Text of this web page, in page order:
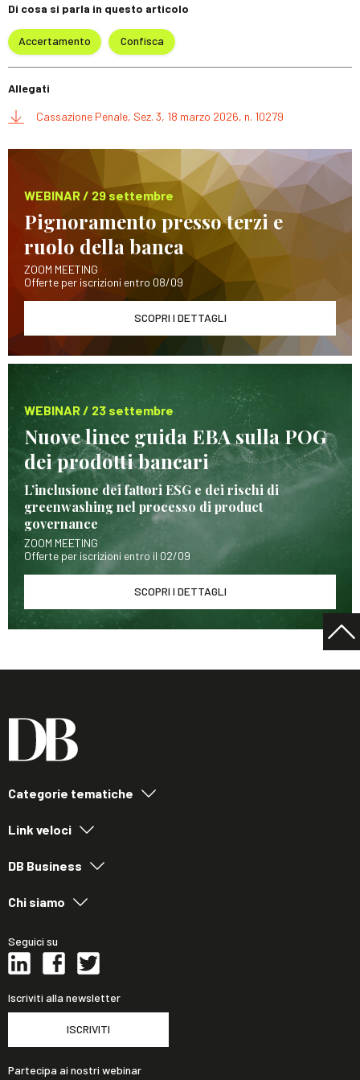
Di cosa si parla in questo articolo
Accertamento Confisca
Allegati
Cassazione Penale, Sez. 3, 18 marzo 2026, n. 10279
WEBINAR / 29 settembre
Pignoramento presso terzi e
ruolo della banca
ZOOM MEETING
Offerte per iscrizioni entro 08/09
SCOPRI I DETTAGLI
WEBINAR / 23 settembre
Nuove linee guida EBA sulla POG
dei prodotti bancari
L’inclusione dei fattori ESG e dei rischi di
greenwashing nel processo di product
governance
ZOOM MEETING
Offerte per iscrizioni entro il 02/09
SCOPRI I DETTAGLI
Categorie tematiche
Link veloci
DB Business
Chi siamo
Seguici su
Iscriviti alla newsletter
ISCRIVITI
Partecipa ai nostri webinar